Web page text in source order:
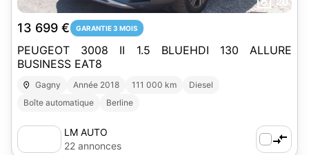
13 699 € GARANTIE 3 MOIS
PEUGEOT 3008 II 1.5 BLUEHDI 130 ALLURE
BUSINESS EAT8
Gagny Année 2018 111 000 km
Diesel
Boîte automatique
Berline
LM AUTO
22 annonces